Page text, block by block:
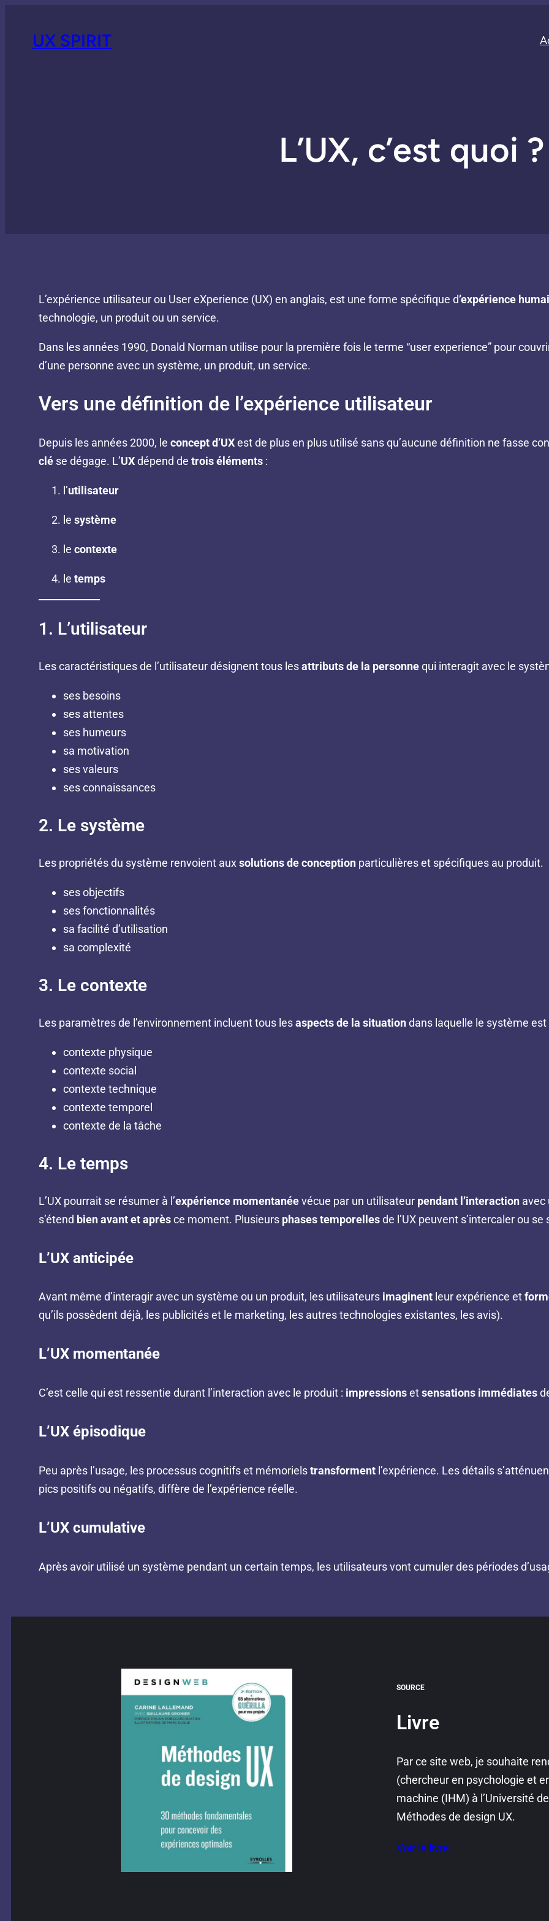
UX SPIRIT
L’UX, c’est quoi ?
L’expérience utilisateur ou User eXperience (UX) en anglais, est une forme spécifique d’expérience
technologie, un produit ou un service.
Dans les années 1990, Donald Norman utilise pour la première fois le terme “user experience” pour
d’une personne avec un système, un produit, un service.
Vers une définition de l’expérience utilisateur
Depuis les années 2000, le concept d’UXest de plus en plus utilisé sans qu’aucune définition ne fasse
clése dégage. L’UXdépend de trois éléments :
l’utilisateur
le système
le contexte
le temps
1. L’utilisateur
Les caractéristiques de l’utilisateur désignent tous lesattributs de la personnequi interagit avec le
ses besoins
ses attentes
ses humeurs
sa motivation
ses valeurs
ses connaissances
2. Le système
Les propriétés du système renvoient auxsolutions de conceptionparticulières et spécifiques au produit.
ses objectifs
ses fonctionnalités
sa facilité d’utilisation
sa complexité
3. Le contexte
Les paramètres de l’environnement incluent tous lesaspects de la situationdans laquelle le système est
contexte physique
contexte social
contexte technique
contexte temporel
contexte de la tâche
4. Le temps
L’UX pourrait se résumer à l’expérience momentanéevécue par un utilisateur pendant l’interactionavec
s’étend bien avant et aprèsce moment. Plusieurs phases temporellesde l’UX peuvent s’intercaler ou se
L’UX anticipée
Avant même d’interagir avec un système ou un produit, les utilisateurs imaginentleur expérience et
qu’ils possèdent déjà, les publicités et le marketing, les autres technologies existantes, les avis).
L’UX momentanée
C’est celle qui est ressentie durant l’interaction avec le produit : impressionsetsensations immédiates
L’UX épisodique
Peu après l’usage, les processus cognitifs et mémorielstransformentl’expérience. Les détails
pics positifs ou négatifs, diffère de l’expérience réelle.
L’UX cumulative
Après avoir utilisé un système pendant un certain temps, les utilisateurs vont cumuler des périodes
SOURCE
Livre
Par ce site web, je souhaite
(chercheur en psychologie et
machine (IHM) à l’Université
Méthodes de design UX.
Voir le livre